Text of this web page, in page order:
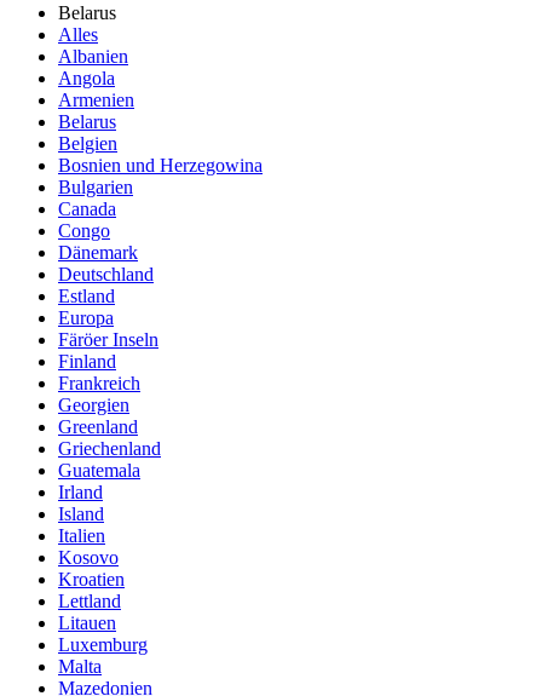
Belarus
Alles
Albanien
Angola
Armenien
Belarus
Belgien
Bosnien und Herzegowina
Bulgarien
Canada
Congo
Dänemark
Deutschland
Estland
Europa
Färöer Inseln
Finland
Frankreich
Georgien
Greenland
Griechenland
Guatemala
Irland
Island
Italien
Kosovo
Kroatien
Lettland
Litauen
Luxemburg
Malta
Mazedonien